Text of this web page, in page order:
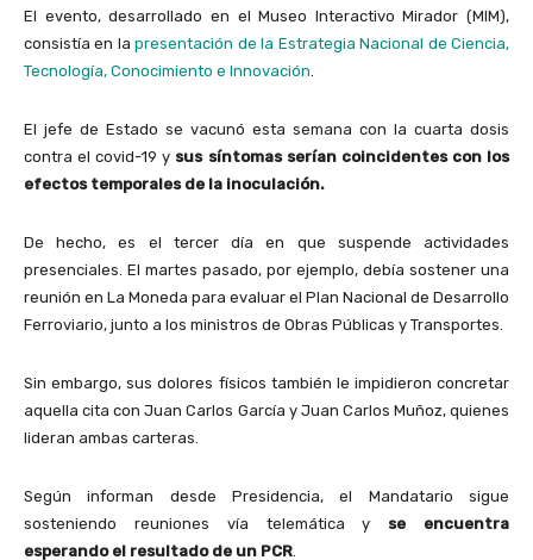
El evento, desarrollado en el Museo Interactivo Mirador (MIM),
consistía en lapresentación de la Estrategia Nacional de Ciencia,
Tecnología, Conocimiento e Innovación
El jefe de Estado se vacunó esta semana con la cuarta dosis
contra el covid-19 y sus síntomas serían coincidentes con los
efectos temporales de la inoculación.
De hecho, es el tercer día en que suspende actividades
presenciales. El martes pasado, por ejemplo, debía sostener una
reunión en La Moneda para evaluar el Plan Nacional de Desarrollo
Ferroviario, junto a los ministros de Obras Públicas y Transportes.
Sin embargo, sus dolores físicos también le impidieron concretar
aquella cita con Juan Carlos García y Juan Carlos Muñoz, quienes
lideran ambas carteras.
Según informan desde Presidencia, el Mandatario sigue
sosteniendo reuniones vía telemática y se encuentra
esperando el resultado de un PCR